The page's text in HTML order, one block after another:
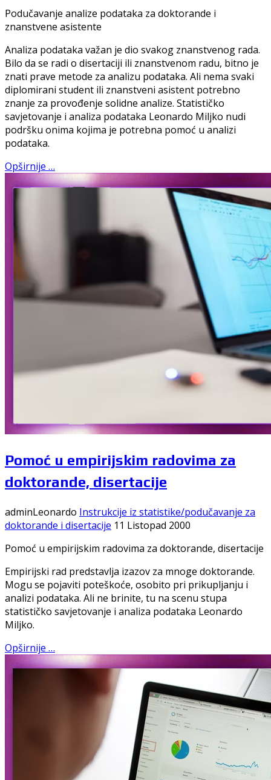
Podučavanje analize podataka za doktorande i
znanstvene asistente
Analiza podataka važan je dio svakog znanstvenog rada.
Bilo da se radi o disertaciji ili znanstvenom radu, bitno je
znati prave metode za analizu podataka. Ali nema svaki
diplomirani student ili znanstveni asistent potrebno
znanje za provođenje solidne analize. Statističko
savjetovanje i analiza podataka Leonardo Miljko nudi
podršku onima kojima je potrebna pomoć u analizi
podataka.
Opširnije …
Pomoć u empirijskim radovima za
doktorande, disertacije
adminLeonardo Instrukcije iz statistike/podučavanje za
doktorande i disertacije 11 Listopad 2000
Pomoć u empirijskim radovima za doktorande, disertacije
Empirijski rad predstavlja izazov za mnoge doktorande.
Mogu se pojaviti poteškoće, osobito pri prikupljanju i
analizi podataka. Ali ne brinite, tu na scenu stupa
statističko savjetovanje i analiza podataka Leonardo
Miljko.
Opširnije …